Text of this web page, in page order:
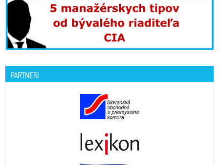
PARTNERI